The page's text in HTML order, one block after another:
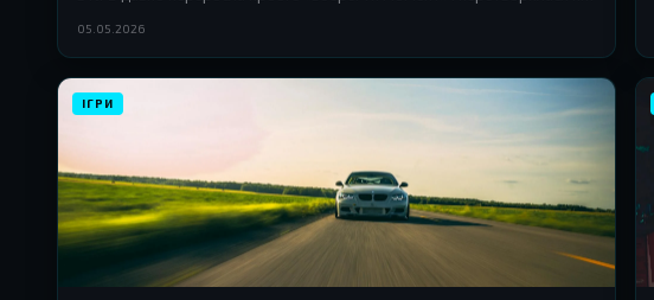
05.05.2026
ІГРИ